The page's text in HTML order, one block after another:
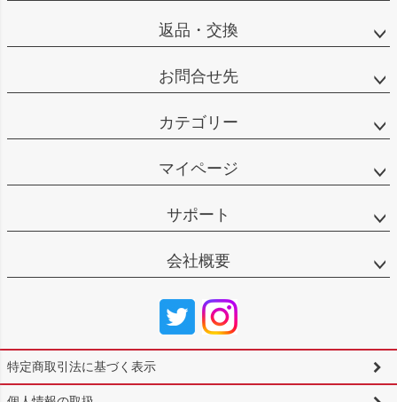
返品・交換
お問合せ先
カテゴリー
マイページ
サポート
会社概要
特定商取引法に基づく表示